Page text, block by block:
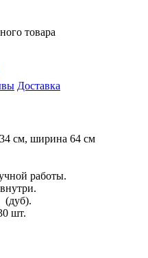
товара
Доставка
см, ширина 64 см
работы.
(дуб).
шт.